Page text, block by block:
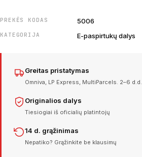
PREKĖS KODAS 5006
KATEGORIJA E-paspirtukų dalys
Greitas pristatymas
Omniva, LP Express, MultiParcels. 2–6 d.d.
Originalios dalys
Tiesiogiai iš oficialių platintojų
14 d. grąžinimas
Nepatiko? Grąžinkite be klausimų